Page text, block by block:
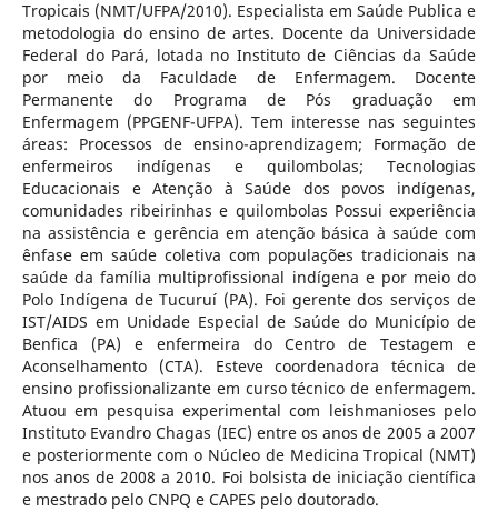
Tropicais (NMT/UFPA/2010). Especialista em Saúde Publica e
metodologia do ensino de artes. Docente da Universidade
Federal do Pará, lotada no Instituto de Ciências da Saúde
por meio da Faculdade de Enfermagem. Docente
Permanente do Programa de Pós graduação em
Enfermagem (PPGENF-UFPA). Tem interesse nas seguintes
áreas: Processos de ensino-aprendizagem; Formação de
enfermeiros indígenas e quilombolas; Tecnologias
Educacionais e Atenção à Saúde dos povos indígenas,
comunidades ribeirinhas e quilombolas Possui experiência
na assistência e gerência em atenção básica à saúde com
ênfase em saúde coletiva com populações tradicionais na
saúde da família multiprofissional indígena e por meio do
Polo Indígena de Tucuruí (PA). Foi gerente dos serviços de
IST/AIDS em Unidade Especial de Saúde do Município de
Benfica (PA) e enfermeira do Centro de Testagem e
Aconselhamento (CTA). Esteve coordenadora técnica de
ensino profissionalizante em curso técnico de enfermagem.
Atuou em pesquisa experimental com leishmanioses pelo
Instituto Evandro Chagas (IEC) entre os anos de 2005 a 2007
e posteriormente com o Núcleo de Medicina Tropical (NMT)
nos anos de 2008 a 2010. Foi bolsista de iniciação científica
e mestrado pelo CNPQ e CAPES pelo doutorado.